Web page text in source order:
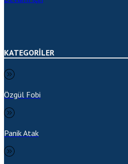
KATEGORİLER
Özgül Fobi
Panik Atak